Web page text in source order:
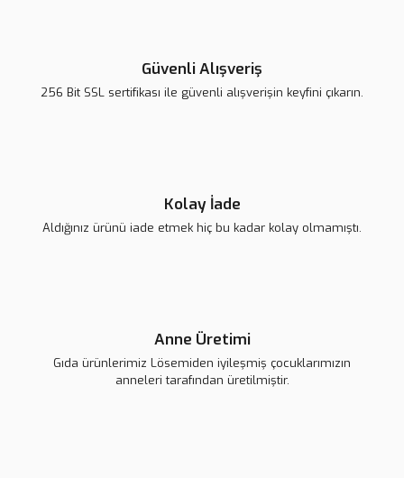
Güvenli Alışveriş
256 Bit SSL sertifikası ile güvenli alışverişin keyfini çıkarın.
Kolay İade
Aldığınız ürünü iade etmek hiç bu kadar kolay olmamıştı.
Anne Üretimi
Gıda ürünlerimiz Lösemiden iyileşmiş çocuklarımızın
anneleri tarafından üretilmiştir.